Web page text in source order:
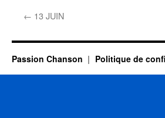
← 13 JUIN
Passion Chanson Politique de